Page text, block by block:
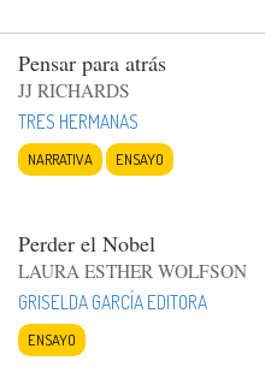
Pensar para atrás
JJ RICHARDS
TRES HERMANAS
NARRATIVA ENSAYO
Perder el Nobel
LAURA ESTHER WOLFSON
GRISELDA GARCÍA EDITORA
ENSAYO